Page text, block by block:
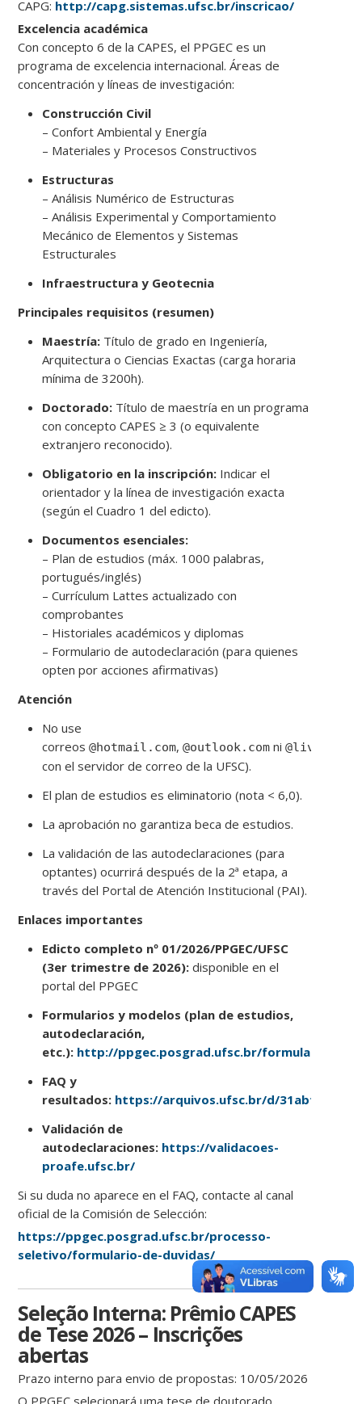
CAPG: http://capg.sistemas.ufsc.br/inscricao/
Excelencia académica
Con concepto 6 de la CAPES, el PPGEC es un
programa de excelencia internacional. Áreas de
concentración y líneas de investigación:
Construcción Civil
– Confort Ambiental y Energía
– Materiales y Procesos Constructivos
Estructuras
– Análisis Numérico de Estructuras
– Análisis Experimental y Comportamiento
Mecánico de Elementos y Sistemas
Estructurales
Infraestructura y Geotecnia
Principales requisitos (resumen)
Maestría: Título de grado en Ingeniería,
Arquitectura o Ciencias Exactas (carga horaria
mínima de 3200h).
Doctorado: Título de maestría en un programa
con concepto CAPES ≥ 3 (o equivalente
extranjero reconocido).
Obligatorio en la inscripción: Indicar el
orientador y la línea de investigación exacta
(según el Cuadro 1 del edicto).
Documentos esenciales:
– Plan de estudios (máx. 1000 palabras,
portugués/inglés)
– Currículum Lattes actualizado con
comprobantes
– Historiales académicos y diplomas
– Formulario de autodeclaración (para quienes
opten por acciones afirmativas)
Atención
No use
correos@hotmail.com,@outlook.com ni@live.com
con el servidor de correo de la UFSC).
El plan de estudios es eliminatorio (nota < 6,0).
La aprobación no garantiza beca de estudios.
La validación de las autodeclaraciones (para
optantes) ocurrirá después de la 2ª etapa, a
través del Portal de Atención Institucional (PAI).
Enlaces importantes
Edicto completo nº 01/2026/PPGEC/UFSC
(3er trimestre de 2026): disponible en el
portal del PPGEC
Formularios y modelos (plan de estudios,
autodeclaración,
etc.): http://ppgec.posgrad.ufsc.br/formularios/
FAQ y
resultados: https://arquivos.ufsc.br/d/
Validación de
autodeclaraciones: https://validacoes-
proafe.ufsc.br/
Si su duda no aparece en el FAQ, contacte al canal
oficial de la Comisión de Selección:
https://ppgec.posgrad.ufsc.br/processo-
seletivo/formulario-de-duvidas/
Seleção Interna: Prêmio CAPES
de Tese 2026 – Inscrições
abertas
Prazo interno para envio de propostas: 10/05/2026